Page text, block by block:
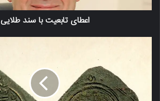
اعطای تابعیت با سند طلایی